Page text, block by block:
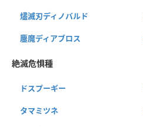
燼滅刃ディノバルド
鏖魔ディアブロス
絶滅危惧種
ドスプーギー
タマミツネ